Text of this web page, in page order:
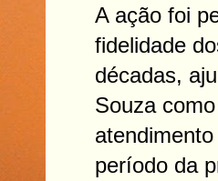
A ação foi
fidelidade
décadas,
Souza
período da